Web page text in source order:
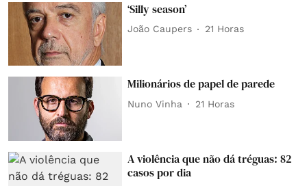
‘Silly season’
João Caupers 21 Horas
Milionários de papel de parede
Nuno Vinha 21 Horas
A violência que não dá tréguas: 82
casos por dia